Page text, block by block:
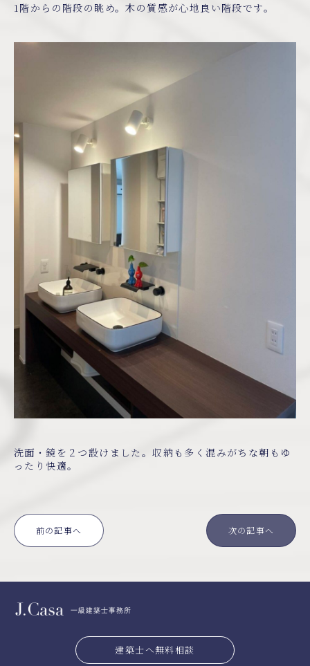
1階からの階段の眺め。木の質感が心地良い階段です。
洗面・鏡を２つ設けました。収納も多く混みがちな朝もゆ
ったり快適。
前の記事へ 次の記事へ
一級建築士事務所
建築士へ無料相談